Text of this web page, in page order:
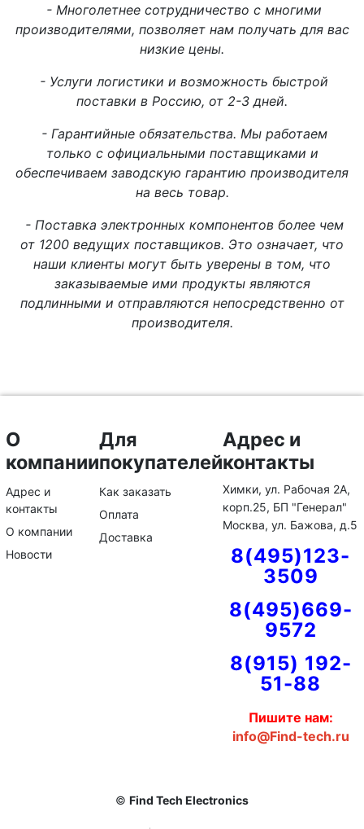
- Многолетнее сотрудничество с многими
производителями, позволяет нам получать для вас
низкие цены.
- Услуги логистики и возможность быстрой
поставки в Россию, от 2-3 дней.
- Гарантийные обязательства. Мы работаем
только с официальными поставщиками и
обеспечиваем заводскую гарантию производителя
на весь товар.
- Поставка электронных компонентов более чем
от 1200 ведущих поставщиков. Это означает, что
наши клиенты могут быть уверены в том, что
заказываемые ими продукты являются
подлинными и отправляются непосредственно от
производителя.
О
компании
Адрес и
контакты
О компании
Новости
Для
покупателей
Как заказать
Оплата
Доставка
Адрес и
контакты
Химки, ул. Рабочая 2А,
корп.25, БП "Генерал"
Москва, ул. Бажова, д.5
8(495)123-
3509
8(495)669-
9572
8(915) 192-
51-88
Пишите нам:
info@Find-tech.ru
© Find Tech Electronics